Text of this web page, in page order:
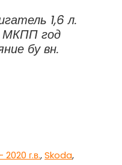
1,6 л.
МКПП год
бу вн.
г.в.,Skoda,